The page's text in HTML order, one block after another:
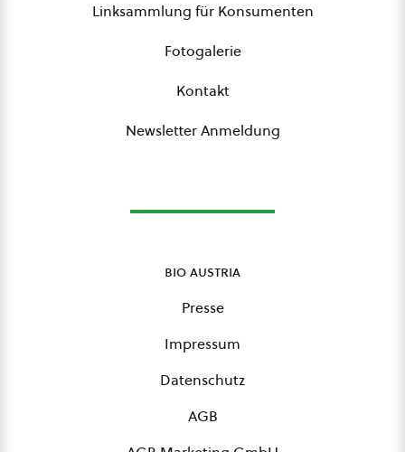
Linksammlung für Konsumenten
Fotogalerie
Kontakt
Newsletter Anmeldung
bio austria
Presse
Impressum
Datenschutz
AGB